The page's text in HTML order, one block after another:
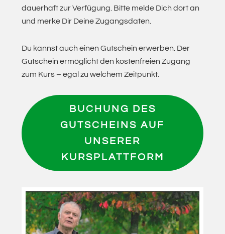
dauerhaft zur Verfügung. Bitte melde Dich dort an
und merke Dir Deine Zugangsdaten.
Du kannst auch einen Gutschein erwerben. Der
Gutschein ermöglicht den kostenfreien Zugang
zum Kurs – egal zu welchem Zeitpunkt.
BUCHUNG DES
GUTSCHEINS AUF
UNSERER
KURSPLATTFORM